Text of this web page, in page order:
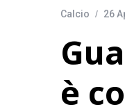
Calcio 26
è